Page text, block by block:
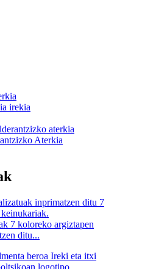
irekia
aterkia
Aterkia
7 koloreko argiztapen
ditu...